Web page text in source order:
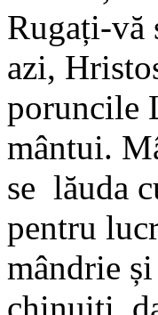
Rugați-vă
azi,
poruncile
mântui.
se lăuda
pentru
mândrie